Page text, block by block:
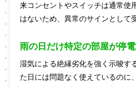
来コンセントやスイッチは通常使
はないため、異常のサインとして
雨の日だけ特定の部屋が停
湿気による絶縁劣化を強く示唆す
た日には問題なく使えているのに